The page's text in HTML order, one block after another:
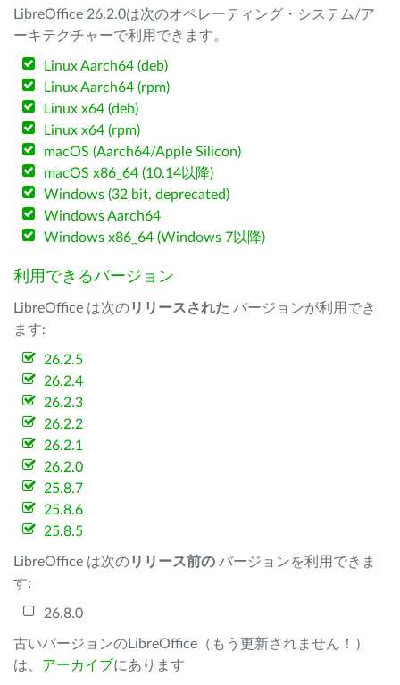
LibreOffice 26.2.0は次のオペレーティング・システム/ア
ーキテクチャーで利用できます。
Linux Aarch64 (deb)
Linux Aarch64 (rpm)
Linux x64 (deb)
Linux x64 (rpm)
macOS (Aarch64/Apple Silicon)
macOS x86_64 (10.14以降)
Windows (32 bit, deprecated)
Windows Aarch64
Windows x86_64 (Windows 7以降)
利用できるバージョン
LibreOffice は次のリリースされた バージョンが利用でき
ます:
26.2.5
26.2.4
26.2.3
26.2.2
26.2.1
26.2.0
25.8.7
25.8.6
25.8.5
LibreOffice は次のリリース前の バージョンを利用できま
す:
26.8.0
古いバージョンのLibreOffice（もう更新されません！）
は、 アーカイブにあります